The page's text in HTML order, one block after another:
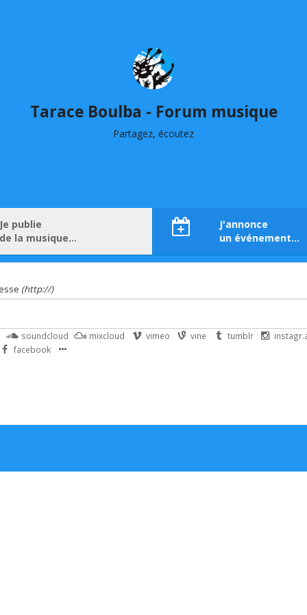
Tarace Boulba - Forum musique
Partagez, écoutez
Je publie
de la musique…
J'annonce
un événement…
(http://)
soundcloud mixcloud vimeo vine tumblr
facebook